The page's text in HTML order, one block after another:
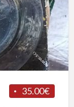
35.00€